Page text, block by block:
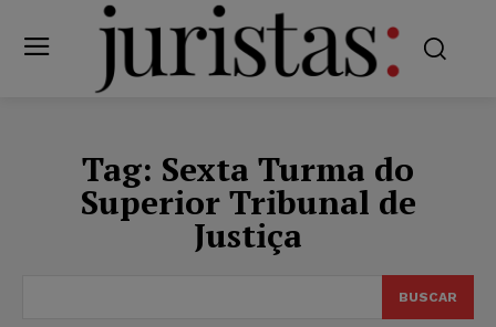
Tag: Sexta Turma do
Superior Tribunal de
Justiça
BUSCAR